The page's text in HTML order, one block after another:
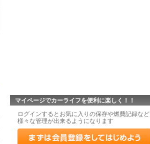
マイページでカーライフを便利に楽しく！！
ログインするとお気に入りの保存や燃費記録など
様々な管理が出来るようになります